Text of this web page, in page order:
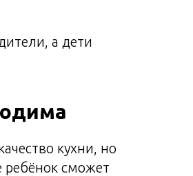
а дети
кухни, но
ребёнок сможет